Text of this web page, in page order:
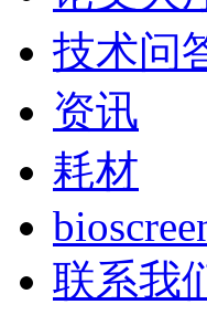
技术问
资讯
耗材
联系我